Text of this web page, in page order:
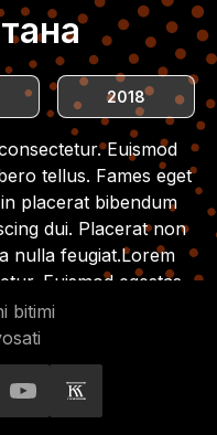
2018
Euismod
tellus. Fames eget
placerat bibendum
dui. Placerat non
nulla feugiat.Lorem
Euismod egestas
Fames eget
placerat bibendum
dui. Placerat non
nulla feugiat.
bitimi